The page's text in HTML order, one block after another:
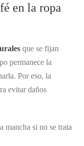
en la ropa
que se fijan
permanece la
Por eso, la
evitar daños
mancha si no se trata